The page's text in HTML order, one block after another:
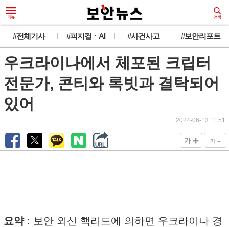
#전체기사 #피지컬ㆍAI #사건사고 #보안리포트
우크라이나에서 체포된 크립터
전문가, 콘티와 록빗과 결탁되어
있어
2024-06-13 11:51
가 + 가 -
요약: 보안 외신 핵리드에 의하면 우크라이나 경